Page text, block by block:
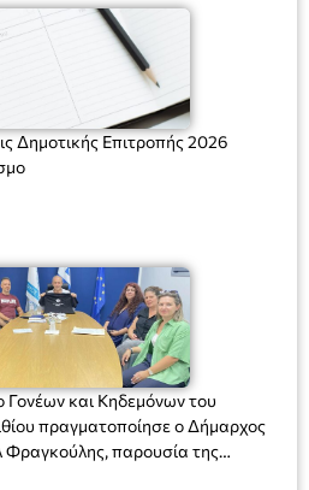
Δημοτικής Επιτροπής 2026
Γονέων και Κηδεμόνων του
πραγματοποίησε ο Δήμαρχος
Φραγκούλης, παρουσία της
κας Μαριάννας Χαΐτα.